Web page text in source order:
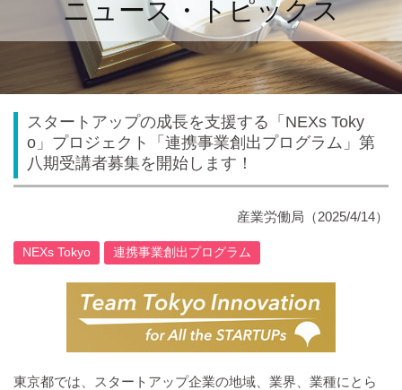
ニュース・トピックス
スタートアップの成長を支援する「NEXs Toky
o」プロジェクト「連携事業創出プログラム」第
八期受講者募集を開始します！
産業労働局（2025/4/14）
NEXs Tokyo 連携事業創出プログラム
東京都では、スタートアップ企業の地域、業界、業種にとら